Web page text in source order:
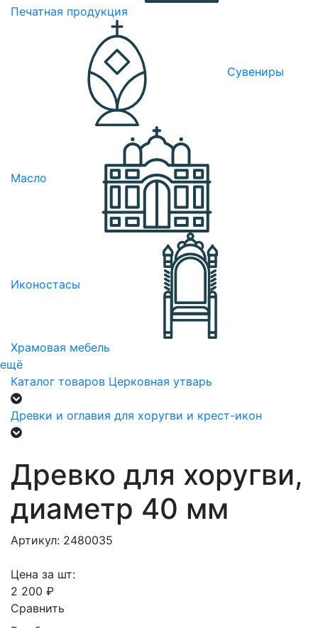
Печатная продукция
Сувениры
Масло
Иконостасы
Храмовая мебель
ещё
Каталог товаров Церковная утварь
Древки и оглавия для хоругви и крест-икон
Древко для хоругви,
диаметр 40 мм
Артикул: 2480035
Цена за шт:
2 200 ₽
Сравнить